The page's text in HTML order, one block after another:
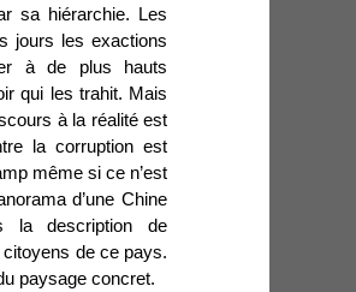
sa hiérarchie. Les
jours les exactions
à de plus hauts
qui les trahit. Mais
à la réalité est
la corruption est
même si ce n’est
d’une Chine
la description de
citoyens de ce pays.
paysage concret.